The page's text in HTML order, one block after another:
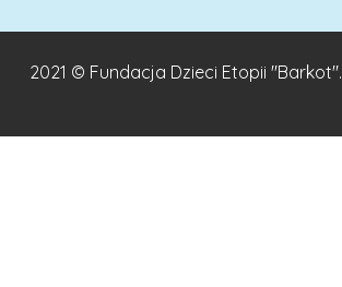
2021 © Fundacja Dzieci Etopii "Barkot".